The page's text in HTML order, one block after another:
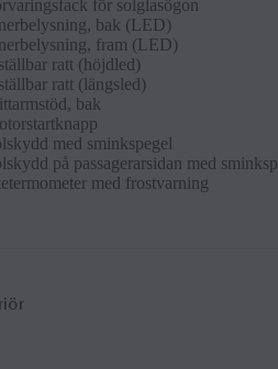
för solglasögon
bak (LED)
fram (LED)
ratt (höjdled)
ratt (längsled)
bak
med smink­spe­gel
på pas­sagerarsid­an med
med frostvarn­ing